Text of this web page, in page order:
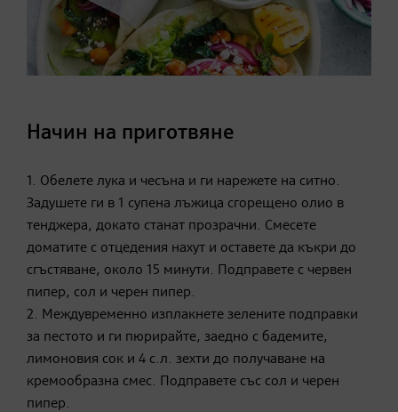
Начин на приготвяне
1. Обелете лука и чесъна и ги нарежете на ситно.
Задушете ги в 1 супена лъжица сгорещено олио в
тенджера, докато станат прозрачни. Смесете
доматите с отцедения нахут и оставете да къкри до
сгъстяване, около 15 минути. Подправете с червен
пипер, сол и черен пипер.
2. Междувременно изплакнете зелените подправки
за пестото и ги пюрирайте, заедно с бадемите,
лимоновия сок и 4 с.л. зехти до получаване на
кремообразна смес. Подправете със сол и черен
пипер.